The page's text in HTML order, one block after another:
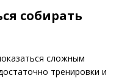
собирать
сложным
тренировки и